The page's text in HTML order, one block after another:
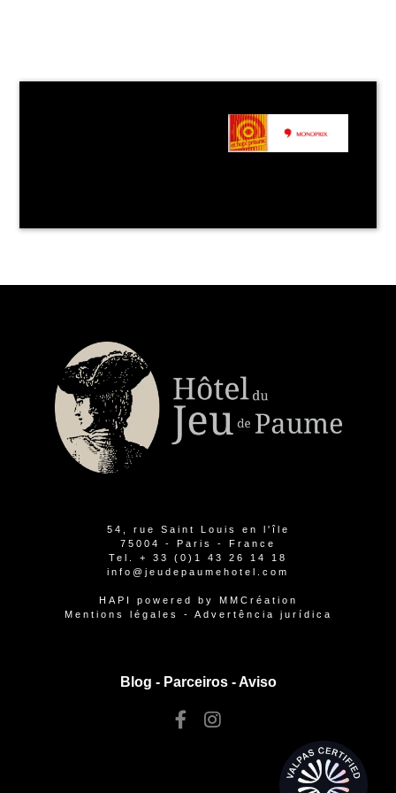
54, rue Saint Louis en l'île
75004 - Paris - France
Tel. + 33 (0)1 43 26 14 18
info@jeudepaumehotel.com
HAPI powered by
MMCréation
Mentions légales
- Advertência jurídica
Blog - Parceiros-Aviso